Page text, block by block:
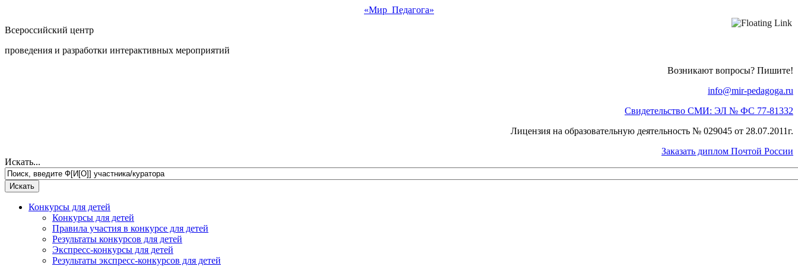
«Мир Педагога»
Всероссийский центр
проведения и разработки интерактивных мероприятий
Возникают вопросы? Пишите!
info@mir-pedagoga.ru
Свидетельство СМИ: ЭЛ № ФС 77-81332
Лицензия на образовательную деятельность № 029045 от 28.07.2011г.
Заказать диплом Почтой России
Искать...
Конкурсы для детей
Конкурсы для детей
Правила участия в конкурсе для детей
Результаты конкурсов для детей
Экспресс-конкурсы для детей
Результаты экспресс-конкурсов для детей